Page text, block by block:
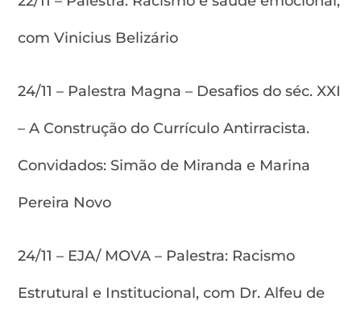
com Vinicius Belizário
24/11 – Palestra Magna – Desafios do séc. XXI
– A Construção do Currículo Antirracista.
Convidados: Simão de Miranda e Marina
Pereira Novo
24/11 – EJA/ MOVA – Palestra: Racismo
Estrutural e Institucional, com Dr. Alfeu de